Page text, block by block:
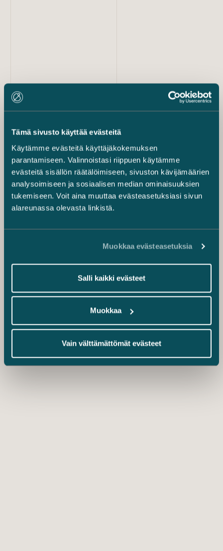
Tämä sivusto käyttää evästeitä
Käytämme evästeitä käyttäjäkokemuksen
parantamiseen. Valinnoistasi riippuen käytämme
evästeitä sisällön räätälöimiseen, sivuston kävijämäärien
analysoimiseen ja sosiaalisen median ominaisuuksien
tukemiseen. Voit aina muuttaa evästeasetuksiasi sivun
alareunassa olevasta linkistä.
Muokkaa evästeasetuksia
Salli kaikki evästeet
Muokkaa
Vain välttämättömät evästeet